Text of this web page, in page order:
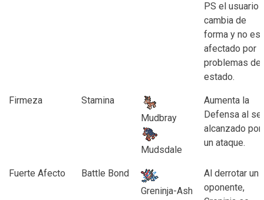
PS el usuario
cambia de
forma y no es
afectado por
problemas de
estado.
Firmeza
Stamina
Mudbray
Mudsdale
Aumenta la
Defensa al ser
alcanzado por
un ataque.
Fuerte Afecto
Battle Bond
Greninja-Ash
Al derrotar un
oponente,